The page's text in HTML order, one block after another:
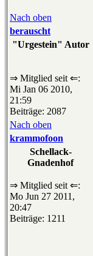
Nach oben
berauscht
"Urgestein" Autor
⇒ Mitglied seit ⇐:
Mi Jan 06 2010,
21:59
Beiträge: 2087
Nach oben
krammofoon
Schellack-
Gnadenhof
⇒ Mitglied seit ⇐:
Mo Jun 27 2011,
20:47
Beiträge: 1211